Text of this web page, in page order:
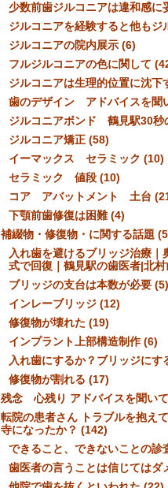
少数前歯ジルコニアは違和感に
ジルコニアを経験すると他もジ
ジルコニアの院内展示 (6)
フルジルコニアの色に関して
ジルコニアは生理的位置に沈下
歯のデザイン アドバイスを聞
ジルコニアボンド 鶴見駅30秒
ジルコニア矯正 (58)
イーマックス セラミック (10)
セラミック 値段 (10)
コア アバットメント 土台
下顎前歯修復は困難 (4)
補綴物・修復物・に関する話題
入れ歯を避けるブリッジ治療｜
式で回復｜鶴見駅の歯医者|北
ブリッジの支台は本数が必要 (5)
インレーブリッジ (12)
修復物が壊れた (19)
インプラント上部構造制作 (6)
入れ歯にするか？ブリッジにす
修復物が割れる (17)
残念 心残り アドバイスを聞い
転院の患者さん トラブルを抱え
寺になったか？ (142)
できること、できないことの診
歯医者の言うことは信じてはダ